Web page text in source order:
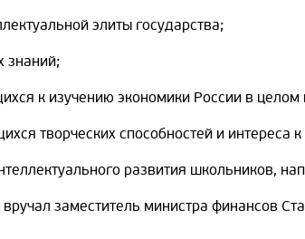
элиты государства;
знаний;
к изучению экономики России в целом
творческих способностей и интереса
развития школьников,
заместитель министра финансов